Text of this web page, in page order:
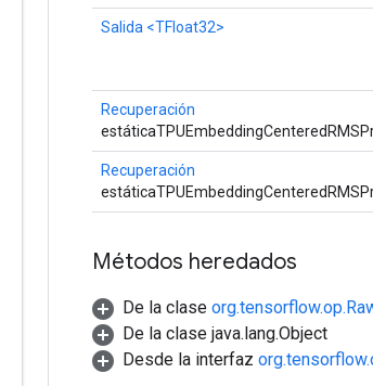
Salida <TFloat32>
Recuperación
Recuperación
Métodos heredados
De la clase
De la clase java.lang.Object
Desde la interfaz